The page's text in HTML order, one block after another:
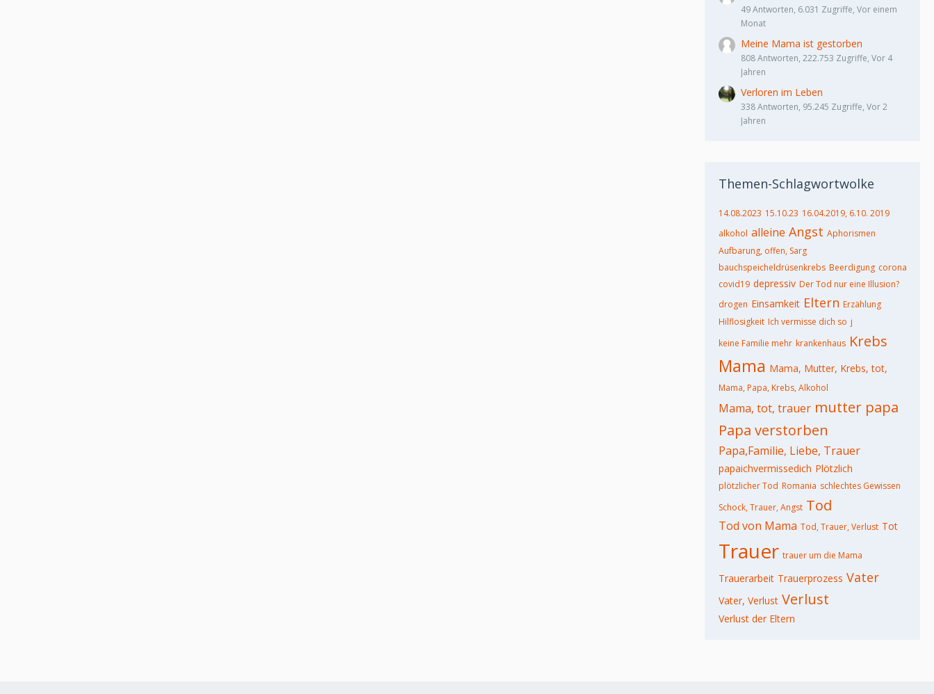
49 Antworten, 6.031 Zugriffe, Vor einem
Monat
Meine Mama ist gestorben
808 Antworten, 222.753 Zugriffe, Vor 4
Jahren
Verloren im Leben
338 Antworten, 95.245 Zugriffe, Vor 2
Jahren
Themen-Schlagwortwolke
14.08.2023 15.10.23 16.04.2019, 6.10. 2019
alkohol alleine Angst Aphorismen
Aufbarung, offen, Sarg
bauchspeicheldrüsenkrebs Beerdigung corona
covid19 depressiv Der Tod nur eine Illusion?
drogen Einsamkeit Eltern Erzählung
Hilflosigkeit Ich vermisse dich so j
keine Familie mehr krankenhaus Krebs
Mama Mama, Mutter, Krebs, tot,
Mama, Papa, Krebs, Alkohol
Mama, tot, trauer mutter papa
Papa verstorben
Papa,Familie, Liebe, Trauer
papaichvermissedich Plötzlich
plötzlicher Tod Romania schlechtes Gewissen
Schock, Trauer, Angst Tod
Tod von Mama Tod, Trauer, Verlust Tot
Trauer trauer um die Mama
Trauerarbeit Trauerprozess Vater
Vater, Verlust Verlust
Verlust der Eltern